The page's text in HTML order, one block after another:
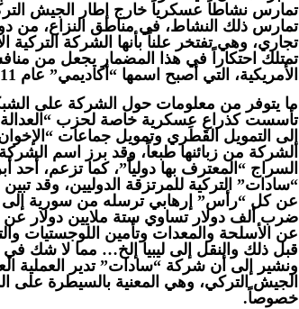
تمارس نشاطاً عسكرياً خارج إطار الجيش
تمارس ذلك النشاط، في مناطق النزاع، من
تجاري، وهي تفتخر علناً بأنها الشركة التركية
تمتلك احتكاراً في هذا المضمار يجعل من
الأمريكية، التي أصبح اسمها “أكاديمي” عام 2011، يخضرّون من الحسد.
ما يتوفر من معلومات حول الشركة على
تأسست كذراع عسكرية خاصة لحزب “العدالة
إلى التمويل القَطَري وتمويل جماعات
الشركة من زبائنها طبعاً، وقد برز اسم
السراج “المعترف بها دولياً”، كما تزعم،
“سادات” التركية للمرتزقة الدوليين، وقد
عن كل “رأس” إرهابي ترسله من سورية إلى
ضرب ألف دولار تساوي ستة ملايين دولار عن
عن الأسلحة والمعدات وتأمين اللوجستيات
قبل ذلك والنقل إلى ليبيا إلخ… مما لا شك
ونشير إلى أن شركة “سادات” تدير العملية
الجيش التركي، وهي المعنية بالسيطرة على
خصوصاً.